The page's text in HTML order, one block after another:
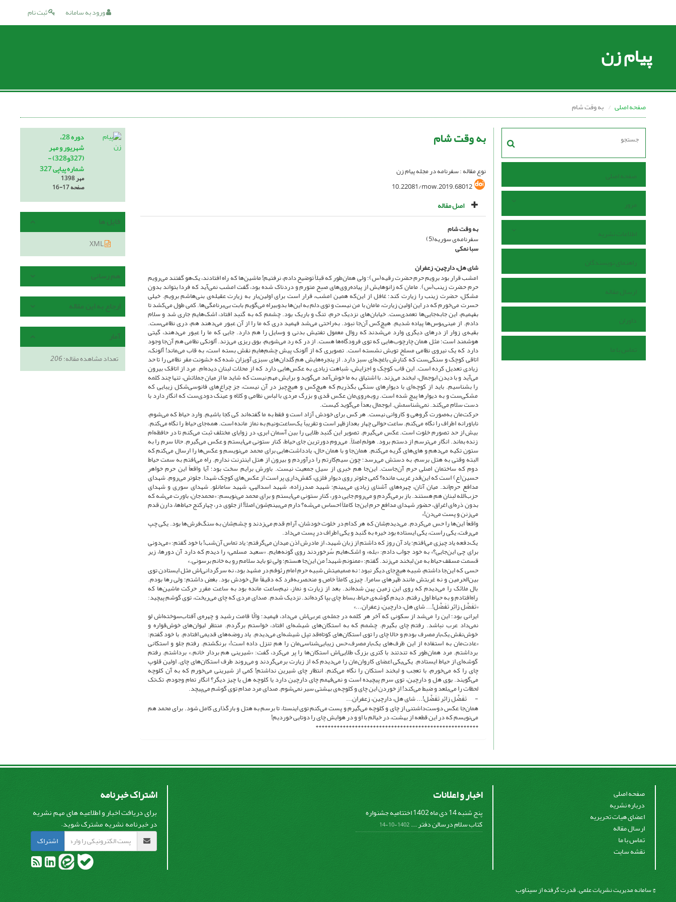
ثبت نام ورود به سامانه
پیام زن
صفحه اصلی به وقت شام
صفحه اصلی
مرور
اطلاعات نشریه
راهنمای نویسندگان
ارسال مقاله
داوران
تماس با ما
به وقت شام
نوع مقاله : سفرنامه در مجله پیام زن
10.22081/mow.2019.68012
اصل مقاله
به وقت شام
سفرنامه‌ی سوریه(5)
سبا نمکی
شای هل، دارچین، زعفران
امشب قرار بود برویم حرم حضرت رقیه(س)؛ ولی همان‌طور که قبلاً توضیح دادم، نرفتیم! ماشین‌ها که راه افتادند، یک‌هو گفتند می‌رویم
حرم حضرت زینب(س). مامان که زانوهایش از پیاده‌روی‌های صبح متورم و دردناک شده بود، گفت امشب نمی‌آید که فردا بتواند بدون
مشکل، حضرت زینب را زیارت کند؛ غافل از این‌که همین امشب، قرار است برای اولین‌بار به زیارت عقیله‌ی بنی‌هاشم برویم. خیلی
حسرت می‌خورم که در این اولین زیارت، مامان با من نیست و توی دلم به این‌ها بدوبیراه می‌گویم بابت بی‌برنامگی‌ها. کمی طول می‌کشد تا
بفهمیم، این جابه‌جایی‌ها تعمدی‌ست. خیابان‌های نزدیک حرم، تنگ و باریک‌ بود. چشمم که به گنبد افتاد، اشک‌هایم جاری شد و سلام
دادم. از مینی‌بوس‌ها پیاده شدیم. هیچ‌کس آن‌جا نبود. به‌راحتی می‌شد فهمید دری که ما را از آن عبور می‌دهند هم، دری نظامی‌ست.
بقیه‌ی زوار از درهای دیگری وارد می‌شدند که روال معمول تفتیش بدنی و وسایل را هم دارد. جایی که ما را عبور می‌دهند، گیتی
هوشمند است؛ مثل همان چارچوب‌هایی که توی فرودگاه‌ها هست. از در که رد می‌شویم، بوق ریزی می‌زند. آلونکی نظامی هم آن‌جا وجود
دارد که یک نیروی نظامی مسلح تویش نشسته است. تصویری که از آلونک پیش چشم‌هایم نقش بسته است، به قاب‌ می‌ماند! آلونک،
اتاقی کوچک و سنگی‌ست که کنارش باغچه‌ای سبز دارد. از پنجره‌هایش هم گلدان‌های سبزی آویزان شده که خشونت مقر نظامی را تا حد
زیادی تعدیل کرده است. این قاب کوچک و اجزایش، شباهت زیادی به عکس‌هایی دارد که از محلات لبنان دیده‌ام. مرد از اتاقک بیرون
می‌آید و با دیدن ابوجمال، لبخند می‌زند. با اشتیاق به ما خوش‌آمد می‌گوید و برایش مهم نیست که شاید ما از میان جملاتش، تنها چند کلمه
را بشناسیم. باید از کوچه‌ای با دیوارهای سنگی بگذریم که هیچ‌کس و هیچ‌چیز در آن نیست، جز چراغ‌های فانوسی‌شکل زیبایی که
مشکی‌ست و به دیوارها پیچ شده است. روبه‌روی‌مان عکس قدی و بزرگ مردی با لباس نظامی و کلاه و عینک دودی‌ست که انگار دارد با
دست سلام می‌کند. نمی‌شناسمش. ابوجمال بعداً می‌گوید کیست.
حرکت‌مان به‌صورت گروهی و کاروانی نیست. هر کس برای خودش آزاد است و فقط به ما گفته‌اند کی کجا باشیم. وارد حیاط که می‌شوم،
ناباورانه اطراف را نگاه می‌کنم. ساعت حوالی چهار بعدازظهر است و تقریباً یک‌ساعت‌ونیم به نماز مانده است. همه‌جای حیاط را نگاه می‌کنم.
بیش از حد تصورم خلوت است. عکس می‌گیرم. تصویر این گنبد طلایی را بین آسمان ابری، در زوایای مختلف ثبت می‌کنم تا در حافظه‌ام
زنده بماند. انگار می‌ترسم از دستم برود. هولم اصلاً. می‌روم دورترین جای حیاط، کنار ستونی می‌ایستم و عکس می‌گیرم. حالا سرم را به
ستون تکیه می‌دهم و های‌های گریه می‌کنم. همان‌جا و با همان حال، یادداشت‌هایی برای محمد می‌نویسم و عکس‌ها را ارسال می‌کنم که
البته وقتی به هتل برسم، به دستش می‌رسد؛ چون سیم‌کارتم را درآوردم و بیرون از هتل اینترنت ندارم. راه می‌افتم به سمت حیاط
دوم که ساختمان اصلی حرم آن‌جاست. این‌جا هم خبری از سیل جمعیت نیست. باورش برایم سخت بود؛ آیا واقعاً این حرم خواهر
حسین(ع) است که این‌قدر غریب مانده؟ کمی جلوتر روی دیوار فلزی، کفش‌داری پر است از عکس‌های کوچک شهدا. جلوتر می‌روم. شهدای
مدافع حرم‌اند. میان آنان، چهره‌های آشنای زیادی می‌بینم؛ شهید صدرزاده، شهید اسدالهی، شهید سامانلو. شهدای سوری و شهدای
حزب‌الله لبنان هم هستند. باز برمی‌گردم و می‌روم جایی دور، کنار ستونی می‌ایستم و برای محمد می‌نویسم: «محمدجان، باورت می‌شه که
بدون ذره‌ای اغراق، حضور شهدای مدافع حرم این‌جا کاملاً احساس می‌شه؟ دارم می‌بینم‌شون اصلاً! از جلوی در، چهارکنج حیاط‌ها، دارن قدم
می‌زنن و پست می‌دن!»
واقعاً این‌ها را حس می‌کردم. می‌دیدم‌شان که هر کدام در خلوت خودشان، آرام قدم می‌زدند و چشم‌شان به سنگ‌فرش‌ها بود. یکی چپ
می‌رفت، یکی راست، یکی ایستاده بود خیره به گنبد و یکی اطراف در پست می‌داد.
یک‌دفعه یاد چیزی می‌افتم؛ یاد آن روز که داشتم از زبان شهید، از مادرش اذن میدان می‌گرفتم؛ یاد تماس آن‌شب! با خود گفتم: «می‌دونی
برای چی این‌جایی؟» به خود جواب دادم: «بله» و اشک‌هایم سُرخوردند روی گونه‌هایم. «سعید مسلمی» را دیدم که دارد آن دورها، زیر
قسمت مسقف حیاط به من لبخند می‌زند. گفتم: «ممنونم شهید! من این‌جا هستم؛ ولی تو باید سلامم رو به خانم برسونی.»
حسی که این‌جا داشتم، شبیه هیچ‌جای دیگر نبود؛ نه صمیمیتش شبیه حرم امام رئوفم در مشهد بود، نه سرگردانی‌اش مثل ایستادن توی
بین‌الحرمین و نه غربتش مانند ظهرهای سامرا. چیزی کاملاً خاص و منحصربه‌فرد که دقیقاً مال خودش بود. بغض داشتم؛ ولی رها بودم.
بال ملائک را می‌دیدم که روی این زمین پهن شده‌اند. بعد از زیارت و نماز، نیم‌ساعت مانده بود به ساعت مقرر حرکت ماشین‌ها که
راه‌افتادم و به حیاط اول رفتم. دیدم گوشه‌ی حیاط، بساط چای بپا کرده‌اند. نزدیک شدم. صدای مردی که چای می‌ریخت، توی گوشم پیچید:
«تَفَضَّل زائِر تَفَضَّل!... شای هل، دارچین، زعفران...»
ایرانی بود؛ این را می‌شد از سکونی که آخر هر کلمه در جمله‌ی عربی‌اش می‌داد، فهمید؛ والّا قامت رشید و چهره‌ی آفتاب‌سوخته‌اش لو
نمی‌داد عرب نباشد. رفتم چای بگیرم. چشمم که به استکان‌های شیشه‌ای افتاد، خواستم برگردم. منتظر لیوان‌های خوش‌قواره و
خوش‌نقش یک‌بارمصرف بودم و حالا چای را توی استکان‌های کوتاه‌قد تپل شیشه‌ای می‌دیدم. یاد روضه‌های قدیمی افتادم. با خود گفتم:
«عادت‌مان به استفاده از این ظرف‌های یک‌بارمصرف،حس زیبایی‌شناسی‌مان را هم تنزل داده است!» برنگشتم. رفتم جلو و استکانی
برداشتم. مرد همان‌طور که تندتند با کتری بزرگ طلایی‌اش استکان‌ها را پر می‌کرد، گفت: «شیرینی هم بردار خانم.» برداشتم. رفتم
گوشه‌ای از حیاط ایستادم. یکی‌یکی اعضای کاروان‌مان را می‌دیدم که از زیارت برمی‌گردند و می‌روند طرف استکان‌های چای. اولین قلوپ
چای را که می‌خورم، با تعجب و لبخند استکان را نگاه می‌کنم. انتظار چای شیرین نداشتم! کمی از شیرینی می‌خورم که به آن کلوچه
می‌گویند. بوی هل و دارچین، توی سرم پیچیده است و نمی‌فهمم چای دارچین دارد یا کلوچه هل یا چیز دیگر؟ انگار تمام وجودم، تک‌تک
لحظات را می‌بلعد و ضبط می‌کند! از خوردن این چای و کلوچه‌ی بهشتی سیر نمی‌شوم. صدای مرد مدام توی گوشم می‌پیچد.
- تَفَضَّل زائِر تَفَضَّل!... شای هل، دارچین، زعفران...
همان‌جا عکس دوست‌داشتنی از چای و کلوچه می‌گیرم و پست می‌کنم توی اینستا، تا برسم به هتل و بارگذاری کامل شود. برای محمد هم
می‌نویسم که در این قطعه از بهشت، در خیالم با او و در هوایش چای را دوتایی خوردیم!
******************************************************
دوره 28،
شهریور و مهر
(327و328) -
شماره پیاپی 327
مهر 1398
صفحه16-17
فایل ها
XML
هم رسانی
ارجاع به این مقاله
آمار
تعداد مشاهده مقاله:206
صفحه اصلی
درباره نشریه
اعضای هیات تحریریه
ارسال مقاله
تماس با ما
نقشه سایت
اخبار و اعلانات
پنج شنبه 14 دی ماه 1402 اختتامیه جشنواره
کتاب سلام درسالن دفتر ... 1402-10-14
اشتراک خبرنامه
برای دریافت اخبار و اطلاعیه های مهم نشریه
در خبرنامه نشریه مشترک شوید.
اشتراک
© سامانه مدیریت نشریات علمی.قدرت گرفته ازسیناوب